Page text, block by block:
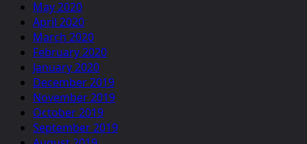
May 2020
April 2020
March 2020
February 2020
January 2020
December 2019
November 2019
October 2019
September 2019